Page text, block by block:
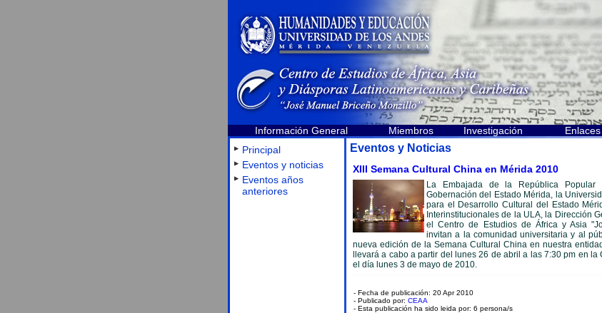
Información General Miembros Investigación
Principal
Eventos y noticias
Eventos años
anteriores
Eventos y Noticias
XIII Semana Cultural China en Mérida 2010
La Embajada de la República Popular
Gobernación del Estado Mérida, la
para el Desarrollo Cultural del Estado
Interinstitucionales de la ULA, la Dirección
el Centro de Estudios de África y Asia
invitan a la comunidad universitaria y al
nueva edición de la Semana Cultural China en nuestra
llevará a cabo a partir del lunes 26 de abril a las 7:30 pm en
el día lunes 3 de mayo de 2010.
- Fecha de publicación: 20 Apr 2010
- Publicado por: CEAA
- Esta publicación ha sido leida por: 6 persona/s